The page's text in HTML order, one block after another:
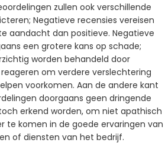
zullen ook verschillende
Negatieve recensies vereisen
aandacht dan positieve. Negatieve
een grotere kans op schade;
worden behandeld door
om verdere verslechtering
voorkomen. Aan de andere kant
doorgaans geen dringende
erkend worden, om niet apathisch
te komen in de goede ervaringen van
of diensten van het bedrijf.